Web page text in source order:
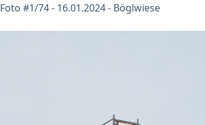
Foto #1/74 - 16.01.2024 - Böglwiese